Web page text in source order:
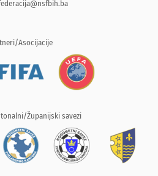
Asocijacije
Županijski savezi